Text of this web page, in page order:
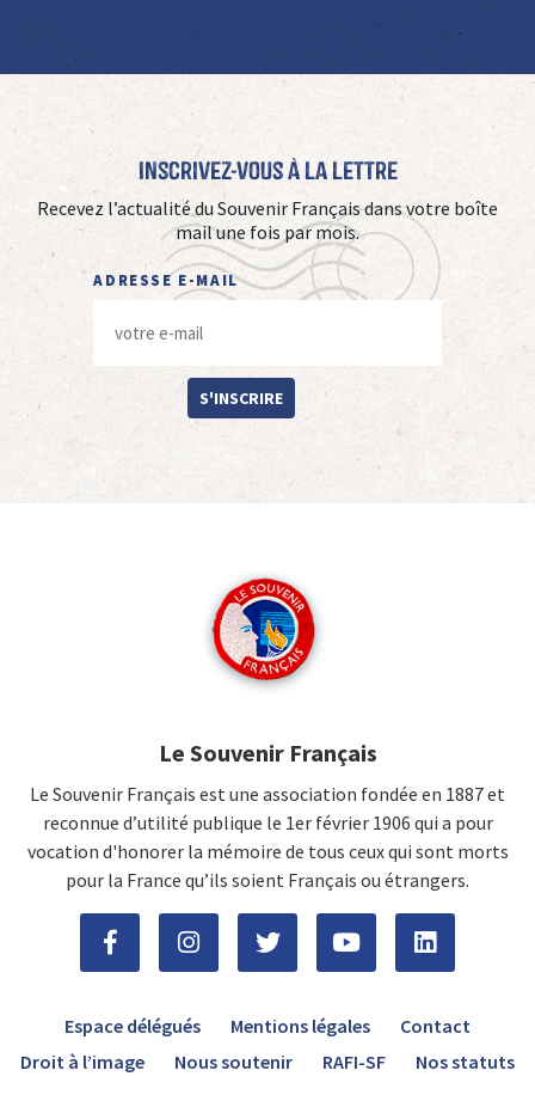
Inscrivez-vous à La Lettre
Recevez l’actualité du Souvenir Français dans votre boîte
mail une fois par mois.
ADRESSE E-MAIL
S'INSCRIRE
Le Souvenir Français
Le Souvenir Français est une association fondée en 1887 et
reconnue d’utilité publique le 1er février 1906 qui a pour
vocation d'honorer la mémoire de tous ceux qui sont morts
pour la France qu’ils soient Français ou étrangers.
Espace délégués Mentions légales
Contact
Droit à l’image
Nous soutenir RAFI-SF Nos statuts